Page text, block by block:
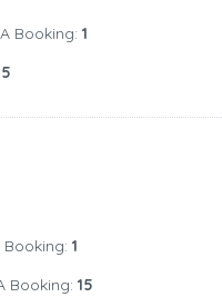
Booking: 1
1
Booking: 15